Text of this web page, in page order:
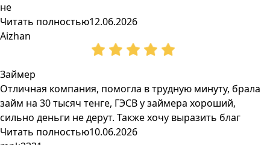
не
Читать полностью12.06.2026
Aizhan
Займер
Отличная компания, помогла в трудную минуту, брала
займ на 30 тысяч тенге, ГЭСВ у займера хороший,
сильно деньги не дерут. Также хочу выразить благ
Читать полностью10.06.2026